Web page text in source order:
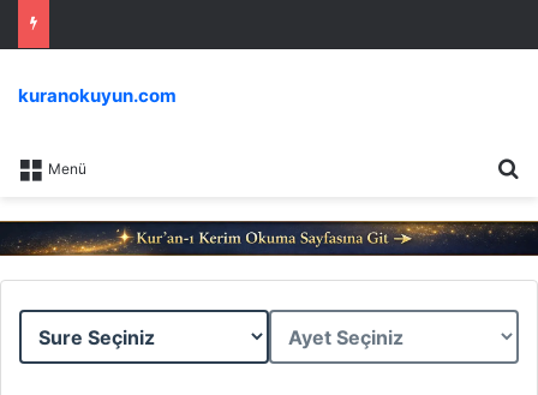
Menü
kuranokuyun.com
Sure
Ayet